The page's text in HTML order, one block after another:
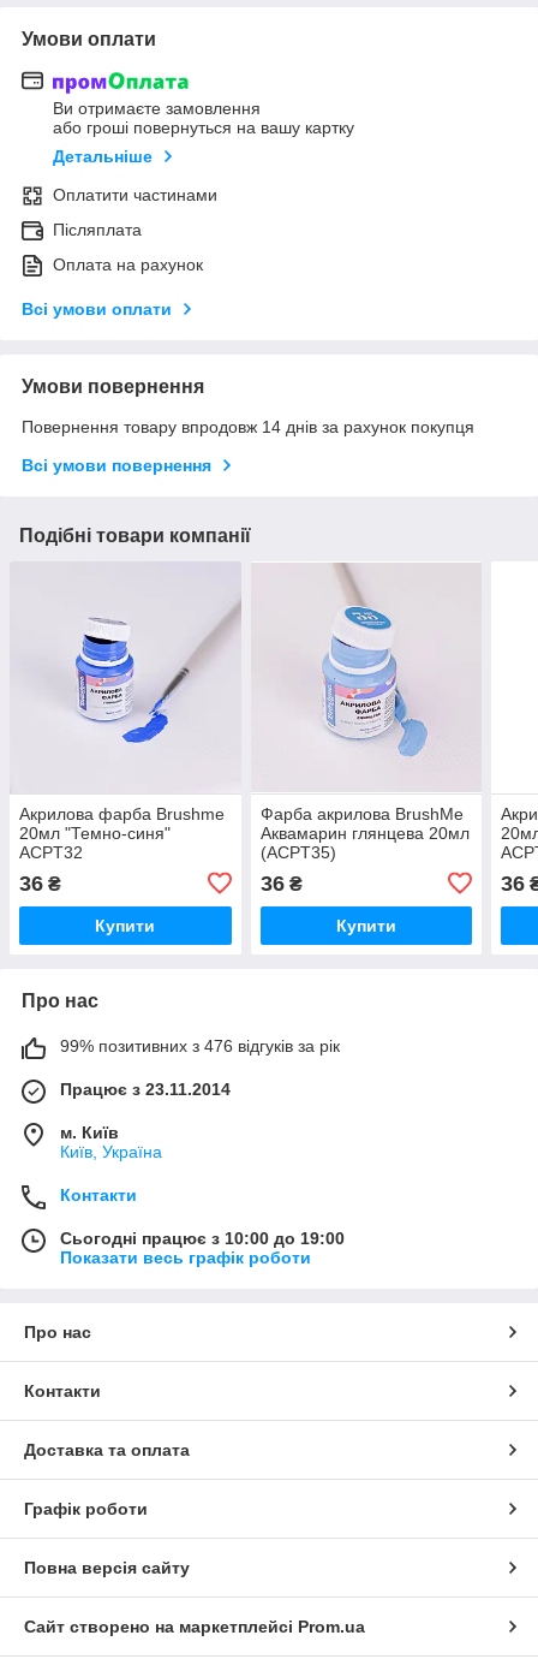
Умови оплати
Ви отримаєте замовлення
або гроші повернуться на вашу картку
Детальніше
Оплатити частинами
Післяплата
Оплата на рахунок
Всі умови оплати
Умови повернення
Повернення товару впродовж 14 днів за рахунок покупця
Всі умови повернення
Подібні товари компанії
Акрилова фарба Brushme
20мл "Темно-синя"
ACPT32
36 ₴
Купити
Фарба акрилова BrushMe
Аквамарин глянцева 20мл
(ACPT35)
36₴
Купити
36
Про нас
99% позитивних з 476 відгуків за рік
Працює з 23.11.2014
м. Київ
Київ, Україна
Контакти
Сьогодні працює з 10:00 до 19:00
Показати весь графік роботи
Про нас
Контакти
Доставка та оплата
Графік роботи
Повна версія сайту
Сайт створено на маркетплейсі Prom.ua